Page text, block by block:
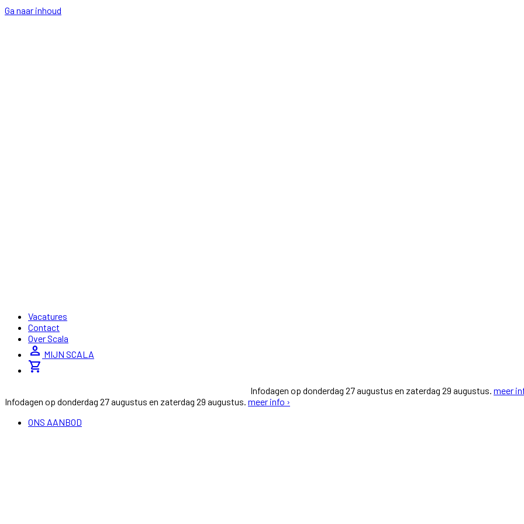
Ga naar inhoud
Vacatures
Contact
Over Scala
person MIJN SCALA
shopping_cart
Infodagen op donderdag 27 augustus en zaterdag 29 augustus. meer
Infodagen op donderdag 27 augustus en zaterdag 29 augustus. meer info ›
ONS AANBOD